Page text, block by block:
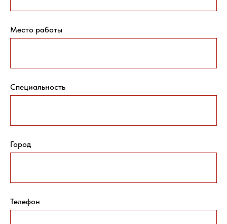
Место работы
Специальность
Город
Телефон